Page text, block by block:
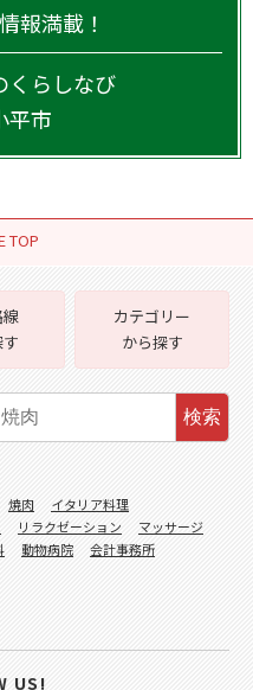
報満載！
くらしなび
平市
TOP
カテゴリー
から探す
検索
焼肉
イタリア料理
リラクゼーション
マッサージ
動物病院
会計事務所
US!